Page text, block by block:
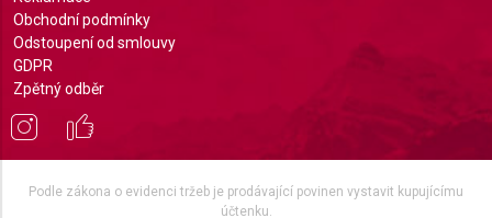
Obchodní podmínky
Odstoupení od smlouvy
GDPR
Zpětný odběr
Podle zákona o evidenci tržeb je prodávající povinen vystavit kupujícímu
účtenku.
Non-IAB processing purposes:
Necessary
Advertising